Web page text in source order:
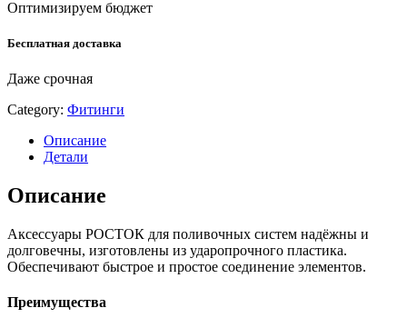
Оптимизируем бюджет
Бесплатная доставка
Даже срочная
Category: Фитинги
Описание
Детали
Описание
Аксессуары РОСТОК для поливочных систем надёжны и
долговечны, изготовлены из ударопрочного пластика.
Обеспечивают быстрое и простое соединение элементов.
Преимущества